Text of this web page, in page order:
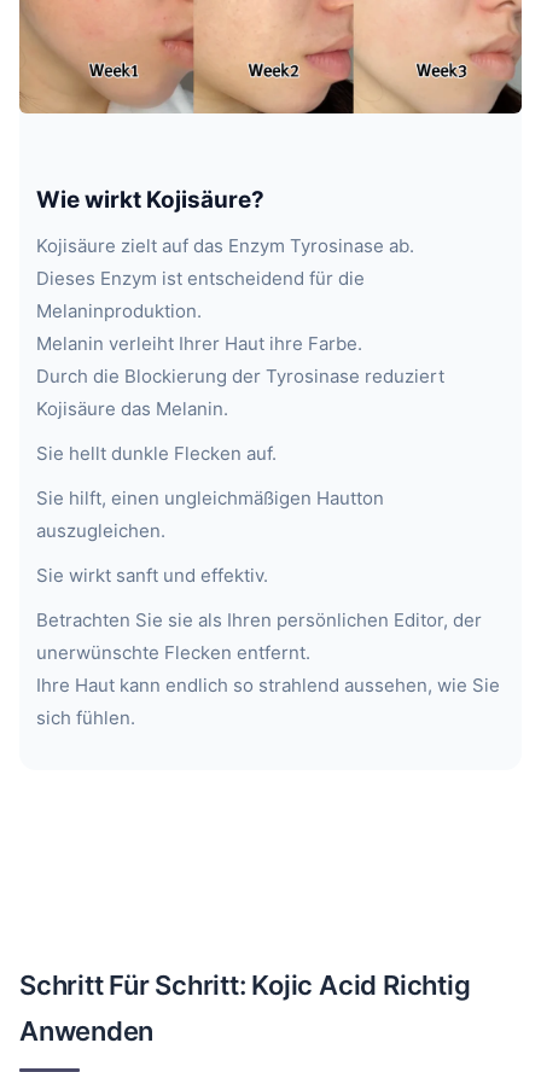
Wie wirkt Kojisäure?
Kojisäure zielt auf das Enzym Tyrosinase ab.
Dieses Enzym ist entscheidend für die
Melaninproduktion.
Melanin verleiht Ihrer Haut ihre Farbe.
Durch die Blockierung der Tyrosinase reduziert
Kojisäure das Melanin.
Sie hellt dunkle Flecken auf.
Sie hilft, einen ungleichmäßigen Hautton
auszugleichen.
Sie wirkt sanft und effektiv.
Betrachten Sie sie als Ihren persönlichen Editor, der
unerwünschte Flecken entfernt.
Ihre Haut kann endlich so strahlend aussehen, wie Sie
sich fühlen.
Schritt Für Schritt: Kojic Acid Richtig
Anwenden